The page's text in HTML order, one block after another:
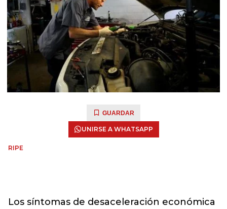
GUARDAR
UNIRSE A WHATSAPP
RIPE
Los síntomas de desaceleración económica